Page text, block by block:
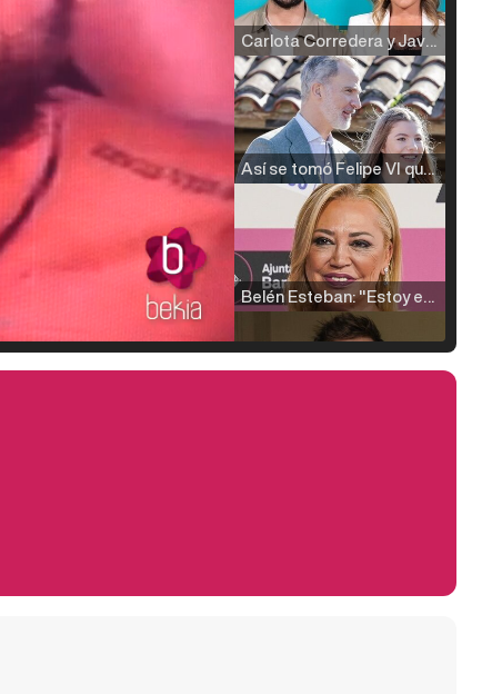
Carlota Corredera y Javier de Hoyos: "La tele tiene que representar al público también y aquí están todos los perfiles posibles&quo;
Así se tomó Felipe VI que la Infanta Sofía no quisiera recibir formación militar
Belén Esteban: "Estoy emocionada, muy contenta y muy feliz por llegar a RTVE"